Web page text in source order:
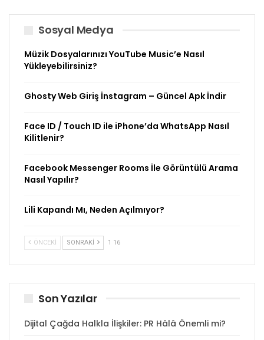
Sosyal Medya
Müzik Dosyalarınızı YouTube Music’e Nasıl
Yükleyebilirsiniz?
Ghosty Web Giriş İnstagram – Güncel Apk İndir
Face ID / Touch ID ile iPhone’da WhatsApp Nasıl
Kilitlenir?
Facebook Messenger Rooms İle Görüntülü Arama
Nasıl Yapılır?
Lili Kapandı Mı, Neden Açılmıyor?
ÖNCEKI SONRAKI 1 16
Son Yazılar
Dijital Çağda Halkla İlişkiler: PR Hâlâ Önemli mi?